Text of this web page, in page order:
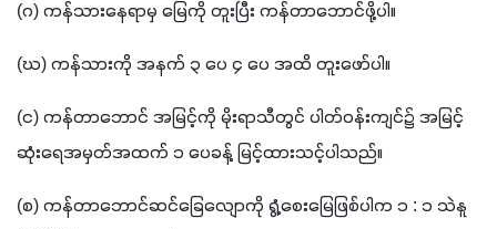
(ဂ) ကန်သားနေရာမှ မြေကို တူးပြီး ကန်တာဘောင်ဖို့ပါ။
(ဃ) ကန်သားကို အနက် ၃ ပေ ၄ ပေ အထိ တူးဖော်ပါ။
(င) ကန်တာဘောင် အမြင့်ကို မိုးရာသီတွင် ပါတ်ဝန်းကျင်၌ အမြင့်
ဆုံးရေအမှတ်အထက် ၁ ပေခန့် မြင့်ထားသင့်ပါသည်။
(စ) ကန်တာဘောင်ဆင်ခြေလျောကို ရွံ့စေးမြေဖြစ်ပါက ၁ : ၁ သဲနူ